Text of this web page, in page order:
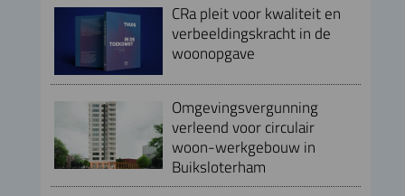
CRa pleit voor kwaliteit en
verbeeldingskracht in de
woonopgave
Omgevingsvergunning
verleend voor circulair
woon-werkgebouw in
Buiksloterham